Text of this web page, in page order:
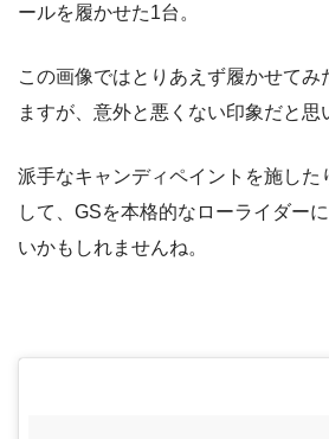
ールを履かせた1台。
この画像ではとりあえず履かせてみ
ますが、意外と悪くない印象だと思
派手なキャンディペイントを施した
して、GSを本格的なローライダー
いかもしれませんね。